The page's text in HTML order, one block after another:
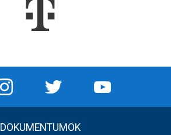
DOKUMENTUMOK